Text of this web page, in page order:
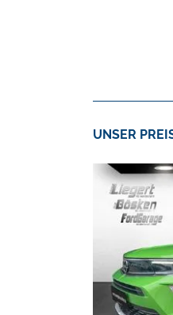
UNSER